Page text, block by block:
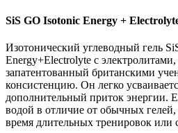
SiS GO Isotonic Energy +
Изотонический углеводный гель
Energy+Electrolyte с
запатентованный британскими
консистенцию. Он легко
дополнительный приток энергии.
водой в отличие от обычных
время длительных тренировок или